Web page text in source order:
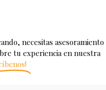
necesitas asesoramiento
tu experiencia en nuestra